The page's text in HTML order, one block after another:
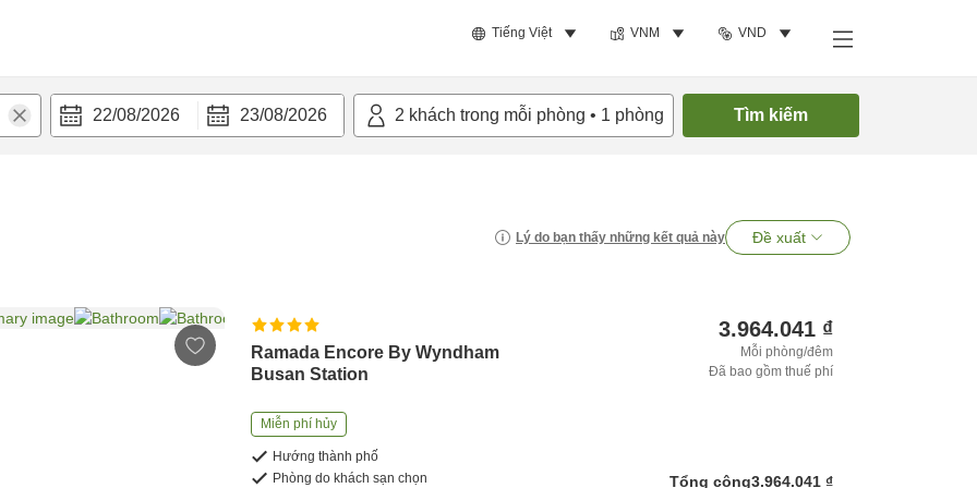
Tiếng Việt VNM VND
22/08/2026 23/08/2026 2 khách trong mỗi phòng • 1 phòng Tìm kiếm
Lý do bạn thấy những kết quả này Đề xuất
Ramada Encore By Wyndham
Busan Station
Miễn phí hủy
Hướng thành phố
Phòng do khách sạn chọn
3.964.041 ₫
Mỗi phòng/đêm
Đã bao gồm thuế phí
Tổng cộng3.964.041 ₫